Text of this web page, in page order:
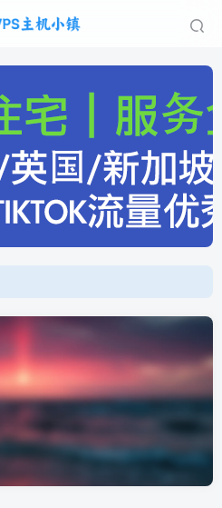
群
群